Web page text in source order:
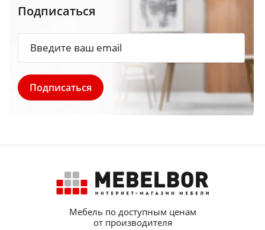
Подписаться
Мебель по доступным ценам
от производителя